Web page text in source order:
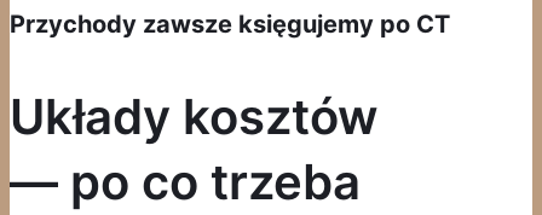
Przychody zawsze księgujemy po CT
Układy kosztów
— po co trzeba